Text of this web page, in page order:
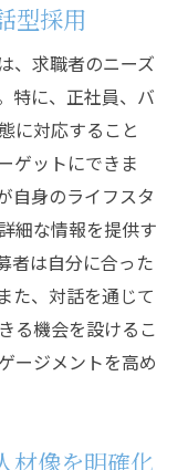
型採用
、求職者のニーズ
特に、正社員、バ
に対応すること
ゲットにできま
自身のライフスタ
細な情報を提供す
者は自分に合った
た、対話を通じて
る機会を設けるこ
ージメントを高め
材像を明確化